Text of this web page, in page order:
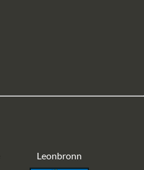
Leonbronn